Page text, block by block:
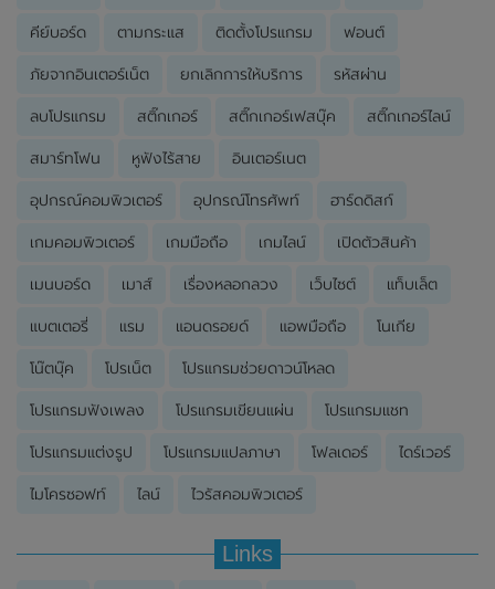
คีย์บอร์ด ตามกระแส ติดตั้งโปรแกรม ฟอนต์
ภัยจากอินเตอร์เน็ต ยกเลิกการให้บริการ รหัสผ่าน
ลบโปรแกรม สติ๊กเกอร์ สติ๊กเกอร์เฟสบุ๊ค สติ๊กเกอร์ไลน์
สมาร์ทโฟน หูฟังไร้สาย อินเตอร์เนต
อุปกรณ์คอมพิวเตอร์ อุปกรณ์โทรศัพท์ ฮาร์ดดิสก์
เกมคอมพิวเตอร์ เกมมือถือ เกมไลน์ เปิดตัวสินค้า
เมนบอร์ด เมาส์ เรื่องหลอกลวง เว็บไซต์ แท็บเล็ต
แบตเตอรี่ แรม แอนดรอยด์ แอพมือถือ โนเกีย
โน๊ตบุ๊ค โปรเน็ต โปรแกรมช่วยดาวน์โหลด
โปรแกรมฟังเพลง โปรแกรมเขียนแผ่น โปรแกรมแชท
โปรแกรมแต่งรูป โปรแกรมแปลภาษา โฟลเดอร์ ไดร์เวอร์
ไมโครซอฟท์ ไลน์ ไวรัสคอมพิวเตอร์
Links